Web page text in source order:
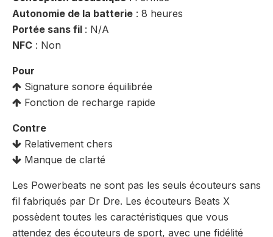
Autonomie de la batterie : 8 heures
Portée sans fil : N/A
NFC : Non
Pour
Signature sonore équilibrée
Fonction de recharge rapide
Contre
Relativement chers
Manque de clarté
Les Powerbeats ne sont pas les seuls écouteurs sans
fil fabriqués par Dr Dre. Les écouteurs Beats X
possèdent toutes les caractéristiques que vous
attendez des écouteurs de sport, avec une fidélité